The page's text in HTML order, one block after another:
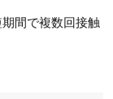
間で複数回接触